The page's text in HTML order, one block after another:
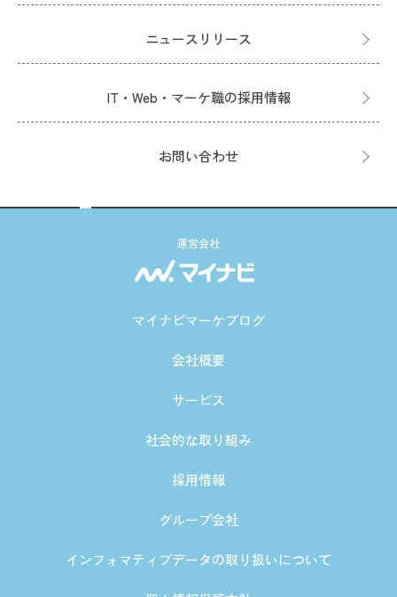
ニュースリリース
IT・Web・マーケ職の採用情報
お問い合わせ
運営会社
マイナビマーケブログ
会社概要
サービス
社会的な取り組み
採用情報
グループ会社
インフォマティブデータの取り扱いについて